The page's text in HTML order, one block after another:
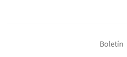
Boletín